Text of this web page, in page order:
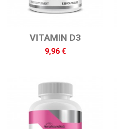
VITAMIN D3
9,96 €